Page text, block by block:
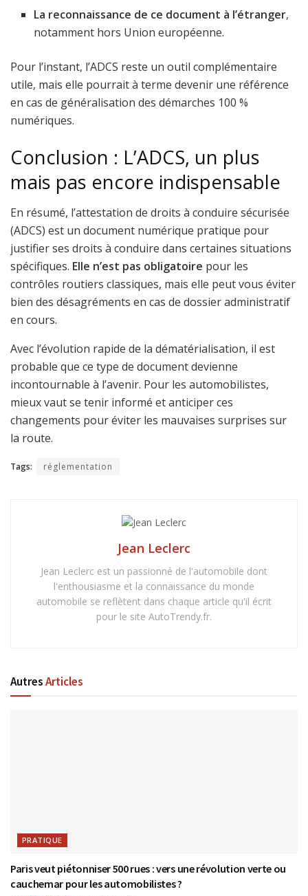
La reconnaissance de ce document à l’étranger,
notamment hors Union européenne.
Pour l’instant, l’ADCS reste un outil complémentaire
utile, mais elle pourrait à terme devenir une référence
en cas de généralisation des démarches 100 %
numériques.
Conclusion : L’ADCS, un plus
mais pas encore indispensable
En résumé, l’attestation de droits à conduire sécurisée
(ADCS) est un document numérique pratique pour
justifier ses droits à conduire dans certaines situations
spécifiques. Elle n’est pas obligatoire pour les
contrôles routiers classiques, mais elle peut vous éviter
bien des désagréments en cas de dossier administratif
en cours.
Avec l’évolution rapide de la dématérialisation, il est
probable que ce type de document devienne
incontournable à l’avenir. Pour les automobilistes,
mieux vaut se tenir informé et anticiper ces
changements pour éviter les mauvaises surprises sur
la route.
Tags: réglementation
Jean Leclerc
Jean Leclerc est un passionné de l'automobile dont
l'enthousiasme et la connaissance du monde
automobile se reflètent dans chaque article qu'il écrit
pour le site AutoTrendy.fr.
AutresArticles
PRATIQUE
Paris veut piétonniser 500 rues : vers une révolution verte ou
cauchemar pour les automobilistes ?